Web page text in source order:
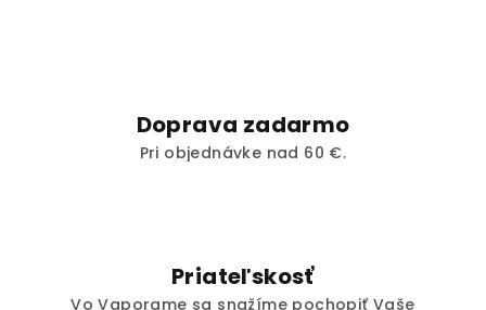
Doprava zadarmo
Pri objednávke nad 60 €.
Priateľskosť
Vo Vaporame sa snažíme pochopiť Vaše